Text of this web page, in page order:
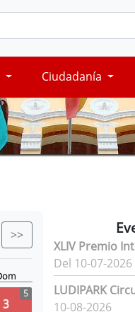
Ciudadanía
>>
3
5
XLIV Premio
Del 10-07-
LUDIPARK
10-08-2026